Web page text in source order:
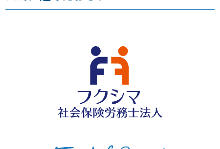
お知らせ
ブログ
082-293-8102